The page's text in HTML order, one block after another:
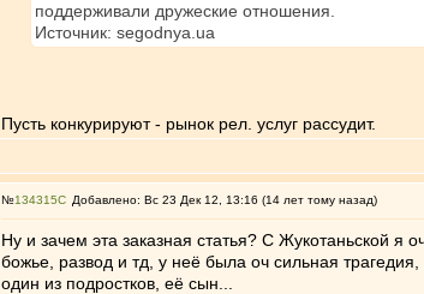
поддерживали дружеские отношения.
Источник: segodnya.ua
Пусть конкурируют - рынок рел. услуг рассудит.
№134315 Добавлено: Вс 23 Дек 12, 13:16 (14 лет тому назад)
Ну и зачем эта заказная статья? С Жукотаньской
божье, развод и тд, у неё была оч сильная
один из подростков, её сын...